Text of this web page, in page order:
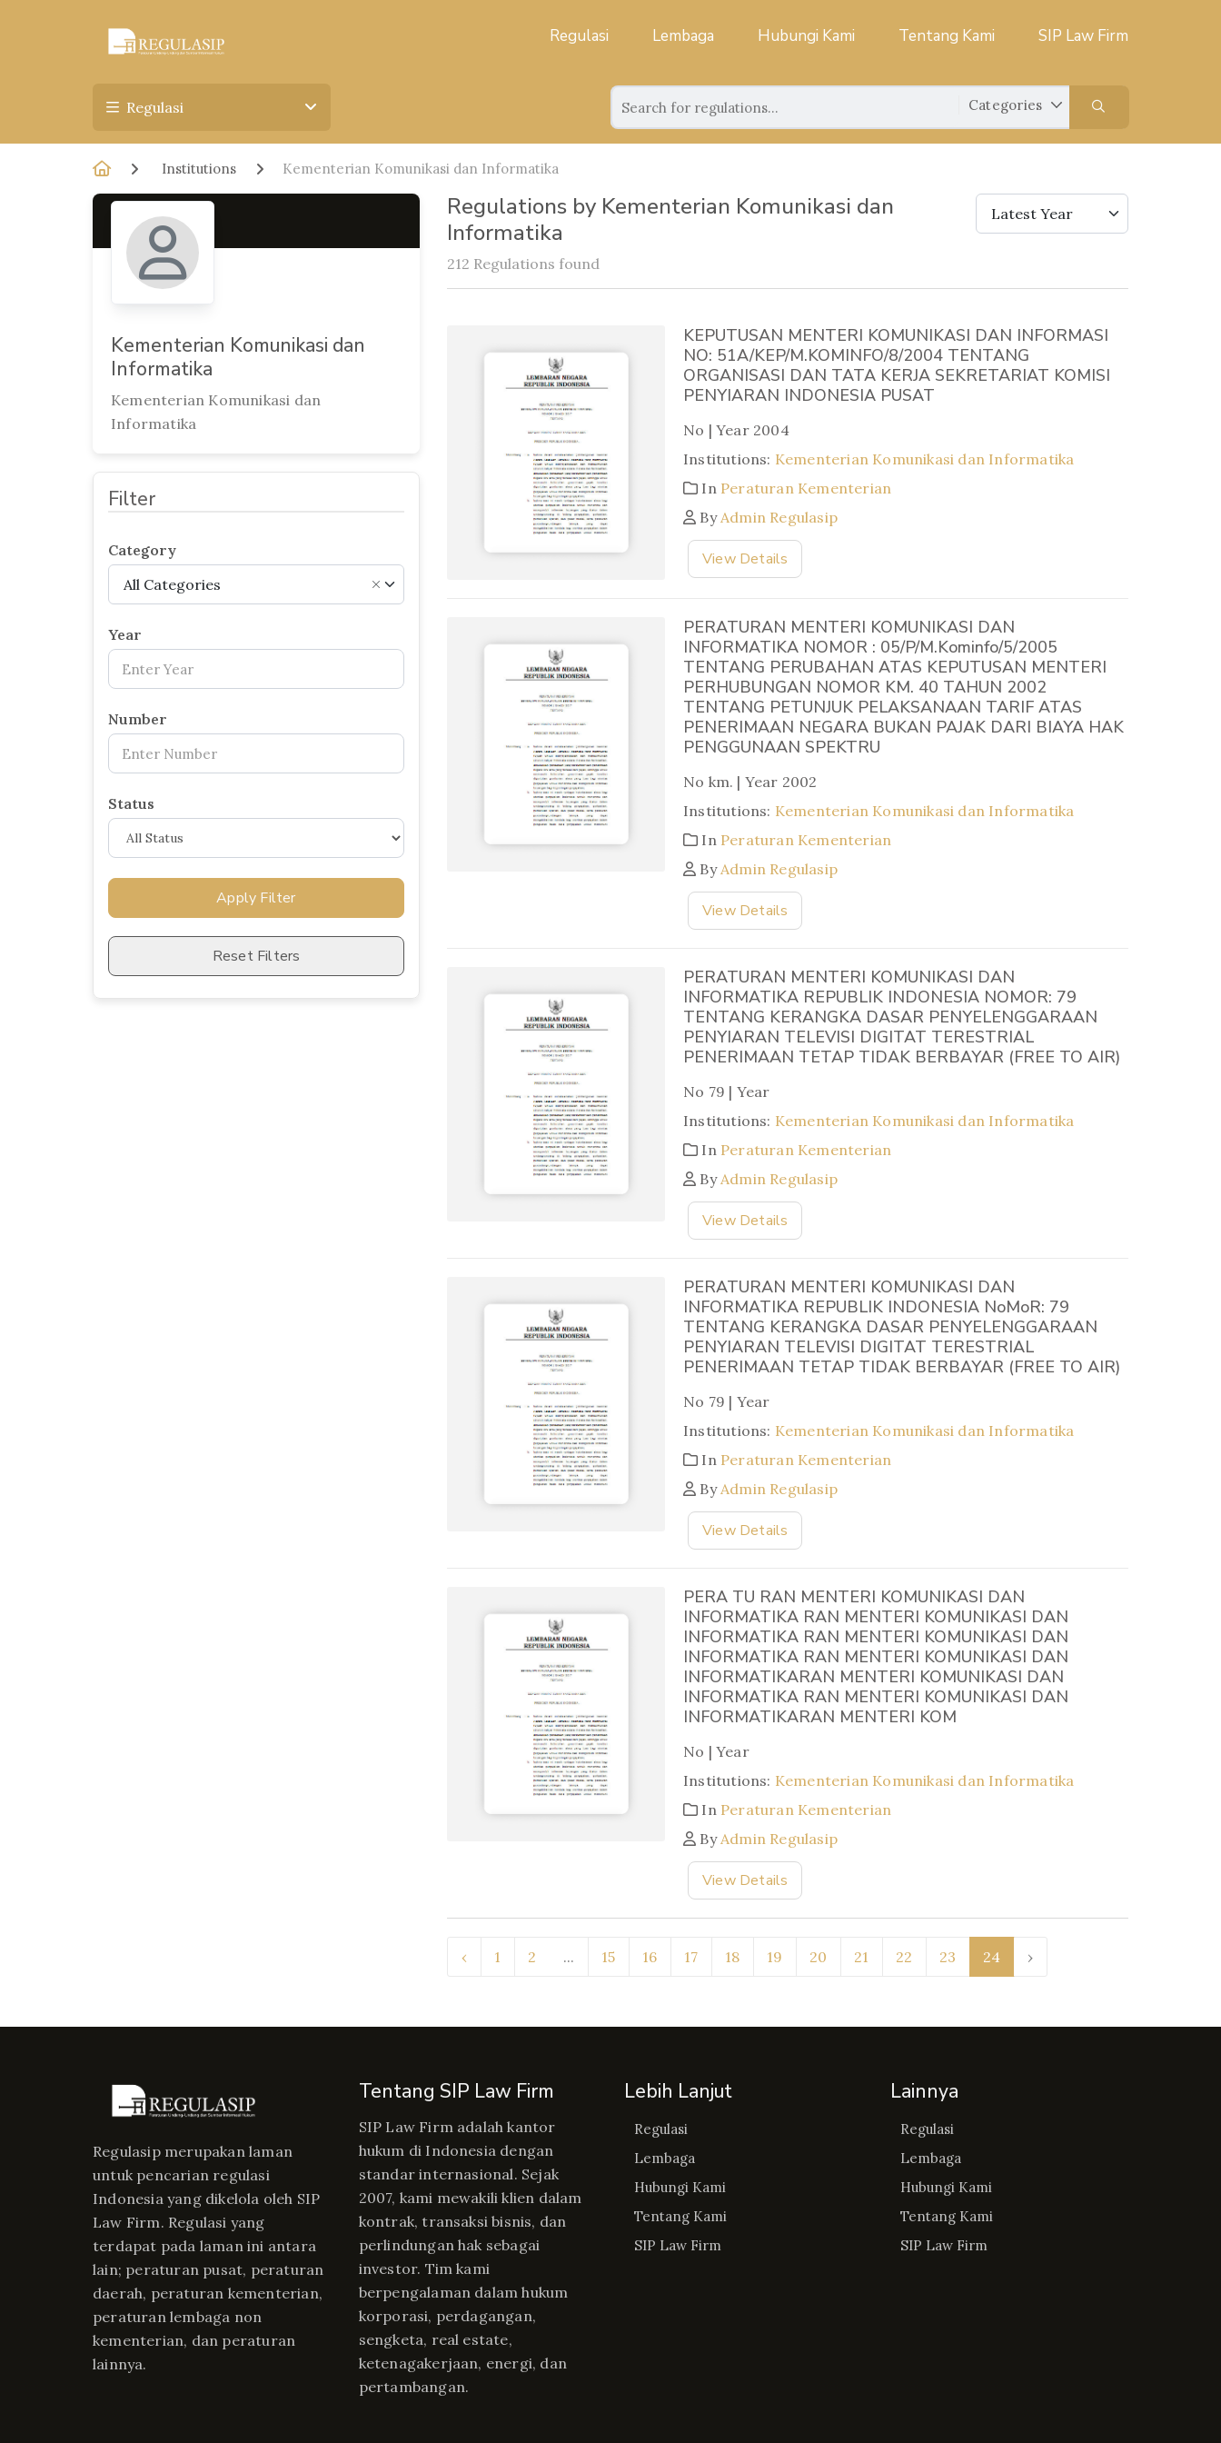
Regulasi Lembaga Hubungi Kami Tentang Kami SIP Law Firm
Regulasi
Institutions Kementerian Komunikasi dan Informatika
Kementerian Komunikasi dan
Informatika
Kementerian Komunikasi dan
Informatika
Filter
Category
×
All Categories
Year
Number
Status
Apply Filter
Reset Filters
Regulations by Kementerian Komunikasi dan
Informatika
212 Regulations found
Latest Year
KEPUTUSAN MENTERI KOMUNIKASI DAN INFORMASI
NO: 51A/KEP/M.KOMINFO/8/2004 TENTANG
ORGANISASI DAN TATA KERJA SEKRETARIAT KOMISI
PENYIARAN INDONESIA PUSAT
No | Year 2004
Institutions: Kementerian Komunikasi dan Informatika
In Peraturan Kementerian
ByAdmin Regulasip
View Details
PERATURAN MENTERI KOMUNIKASI DAN
INFORMATIKA NOMOR : 05/P/M.Kominfo/5/2005
TENTANG PERUBAHAN ATAS KEPUTUSAN MENTERI
PERHUBUNGAN NOMOR KM. 40 TAHUN 2002
TENTANG PETUNJUK PELAKSANAAN TARIF ATAS
PENERIMAAN NEGARA BUKAN PAJAK DARI BIAYA HAK
PENGGUNAAN SPEKTRU
No km. | Year 2002
Institutions: Kementerian Komunikasi dan Informatika
In Peraturan Kementerian
ByAdmin Regulasip
View Details
PERATURAN MENTERI KOMUNIKASI DAN
INFORMATIKA REPUBLIK INDONESIA NOMOR: 79
TENTANG KERANGKA DASAR PENYELENGGARAAN
PENYIARAN TELEVISI DIGITAT TERESTRIAL
PENERIMAAN TETAP TIDAK BERBAYAR (FREE TO AIR)
No 79 | Year
Institutions: Kementerian Komunikasi dan Informatika
In Peraturan Kementerian
ByAdmin Regulasip
View Details
PERATURAN MENTERI KOMUNIKASI DAN
INFORMATIKA REPUBLIK INDONESIA NoMoR: 79
TENTANG KERANGKA DASAR PENYELENGGARAAN
PENYIARAN TELEVISI DIGITAT TERESTRIAL
PENERIMAAN TETAP TIDAK BERBAYAR (FREE TO AIR)
No 79 | Year
Institutions: Kementerian Komunikasi dan Informatika
In Peraturan Kementerian
ByAdmin Regulasip
View Details
PERA TU RAN MENTERI KOMUNIKASI DAN
INFORMATIKA RAN MENTERI KOMUNIKASI DAN
INFORMATIKA RAN MENTERI KOMUNIKASI DAN
INFORMATIKA RAN MENTERI KOMUNIKASI DAN
INFORMATIKARAN MENTERI KOMUNIKASI DAN
INFORMATIKA RAN MENTERI KOMUNIKASI DAN
INFORMATIKARAN MENTERI KOM
No | Year
Institutions: Kementerian Komunikasi dan Informatika
In Peraturan Kementerian
ByAdmin Regulasip
View Details
‹ 1 2 ... 15 16 17 18 19 20 21 22 23 24 ›
Regulasip merupakan laman
untuk pencarian regulasi
Indonesia yang dikelola oleh SIP
Law Firm. Regulasi yang
terdapat pada laman ini antara
lain; peraturan pusat, peraturan
daerah, peraturan kementerian,
peraturan lembaga non
kementerian, dan peraturan
lainnya.
Tentang SIP Law Firm
SIP Law Firm adalah kantor
hukum di Indonesia dengan
standar internasional. Sejak
2007, kami mewakili klien dalam
kontrak, transaksi bisnis, dan
perlindungan hak sebagai
investor. Tim kami
berpengalaman dalam hukum
korporasi, perdagangan,
sengketa, real estate,
ketenagakerjaan, energi, dan
pertambangan.
Lebih Lanjut
Regulasi
Lembaga
Hubungi Kami
Tentang Kami
SIP Law Firm
Lainnya
Regulasi
Lembaga
Hubungi Kami
Tentang Kami
SIP Law Firm